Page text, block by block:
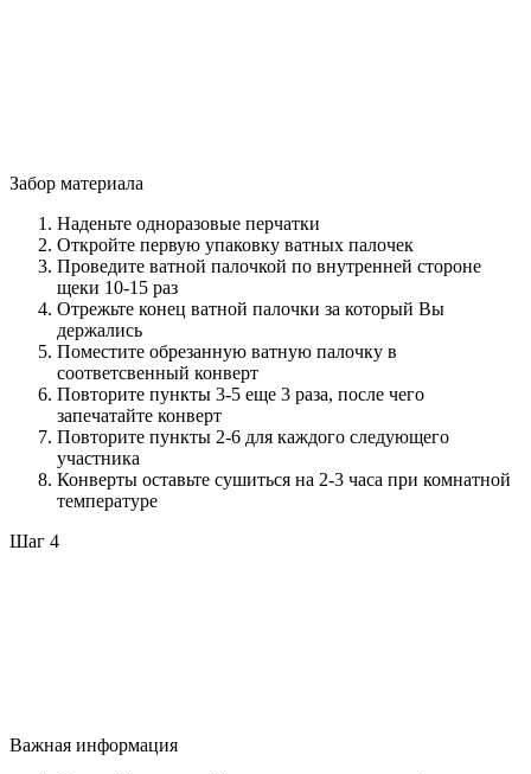
Забор материала
Наденьте одноразовые перчатки
Откройте первую упаковку ватных палочек
Проведите ватной палочкой по внутренней стороне
щеки 10-15 раз
Отрежьте конец ватной палочки за который Вы
держались
Поместите обрезанную ватную палочку в
соответсвенный конверт
Повторите пункты 3-5 еще 3 раза, после чего
запечатайте конверт
Повторите пункты 2-6 для каждого следующего
участника
Конверты оставьте сушиться на 2-3 часа при комнатной
температуре
Шаг 4
Важная информация